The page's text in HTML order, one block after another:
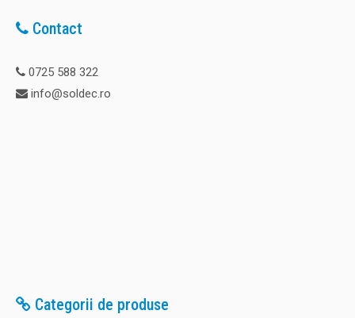
Contact
0725 588 322
info@soldec.ro
Categorii de produse